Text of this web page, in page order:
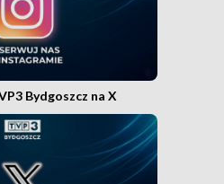
Bydgoszcz na X